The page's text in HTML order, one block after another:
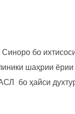
бо
шаҳрии
бо ҳайси